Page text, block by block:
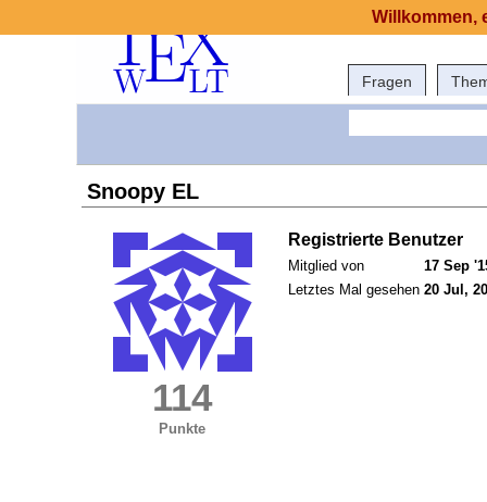
Fragen
Snoopy EL
114
Punkte
Registrierte Benutzer
Mitglied von
17 Sep
Letztes Mal gesehen 20 Jul,
Willkommen,